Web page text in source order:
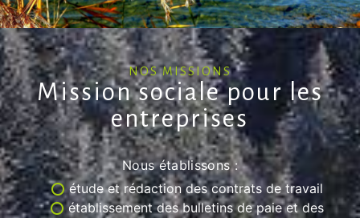
NOS MISSIONS
Mission sociale pour les
entreprises
Nous établissons :
étude et rédaction des contrats de travail
établissement des bulletins de paie et des